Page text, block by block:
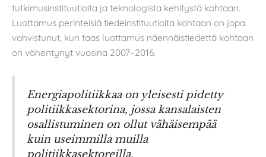
tutkimusinstituutioita ja teknologista kehitystä kohtaan.
Luottamus perinteisiä tiedeinstituutioita kohtaan on jopa
vahvistunut, kun taas luottamus näennäistiedettä kohtaan
on vähentynyt vuosina 2007–2016.
Energiapolitiikkaa on yleisesti pidetty
politiikkasektorina, jossa kansalaisten
osallistuminen on ollut vähäisempää
kuin useimmilla muilla
politiikkasektoreilla.